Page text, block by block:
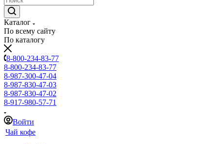
Каталог
По всему сайту
По каталогу
8-800-234-83-77
8-800-234-83-77
8-987-300-47-04
8-987-830-47-03
8-987-830-47-02
8-917-980-57-71
Войти
Чай кофе